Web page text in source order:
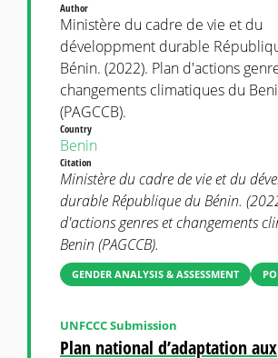
Author
Ministère du cadre de vie et du
développment durable
Bénin. (2022). Plan d'actions
changements climatiques du
(PAGCCB).
Country
Benin
Citation
Ministère du cadre de vie et du
durable République du Bénin.
d'actions genres et changements
Benin (PAGCCB).
GENDER ANALYSIS & ASSESSMENT
Plan national d’adaptation aux
UNFCCC Submission